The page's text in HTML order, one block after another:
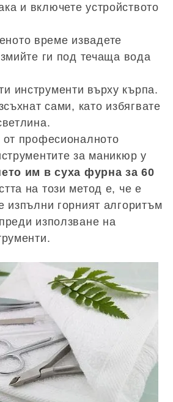
и включете устройството
време извадете
ги под течаща вода
инструменти върху кърпа.
сами, като избягвате
професионалното
за маникюр у
им в суха фурна за 60
на този метод е, че е
изпълни горният алгоритъм
използване на